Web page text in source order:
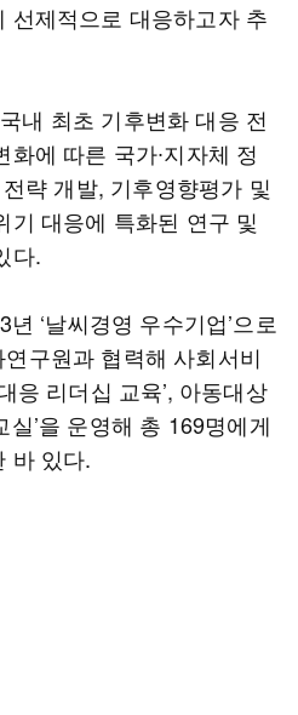
선제적으로 대응하고자 추
내 최초 기후변화 대응 전
에 따른 국가∙지자체 정
략 개발, 기후영향평가 및
기 대응에 특화된 연구 및
다.
‘날씨경영 우수기업’으로
구원과 협력해 사회서비
응 리더십 교육’, 아동대상
실’을 운영해 총 169명에게
바 있다.